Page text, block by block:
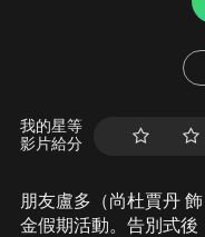
我的星等
影片給分
朋友盧多（尚杜賈丹
金假期活動。告別式後